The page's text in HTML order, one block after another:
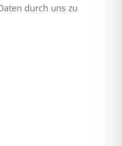
durch uns zu